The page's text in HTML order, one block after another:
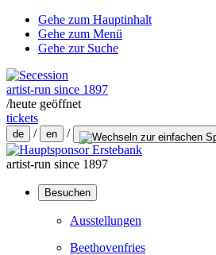
Gehe zum Hauptinhalt
Gehe zum Menü
Gehe zur Suche
artist-run since 1897
/heute geöffnet
tickets
de / en /
artist-run since 1897
Besuchen
Ausstellungen
Beethovenfries